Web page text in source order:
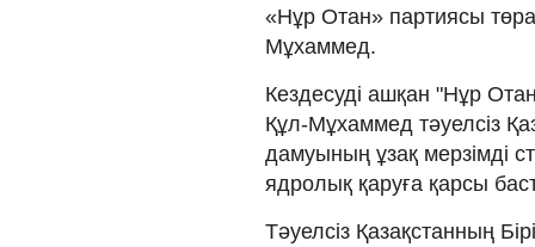
«Нұр Отан» партиясы
Мұхаммед.
Кездесуді ашқан "Нұр
Құл-Мұхаммед тәуелсіз
дамуының ұзақ мерзімді
ядролық қаруға қарсы
Тәуелсіз Қазақстанның